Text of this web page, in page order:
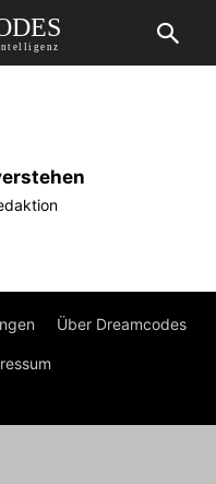
Über Dreamcodes